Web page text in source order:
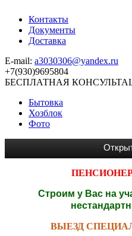
Контакты
Документы
Доставка
E-mail: a3030306@yandex.ru
+7(930)9695804
БЕСПЛАТНАЯ
Бытовка
Хозблок
Фото
Строим у Вас на
ВЫЕЗД